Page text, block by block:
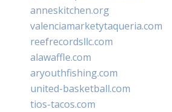
anneskitchen.org
valenciamarketytaqueria.com
reefrecordsllc.com
alawaffle.com
aryouthfishing.com
united-basketball.com
tios-tacos.com